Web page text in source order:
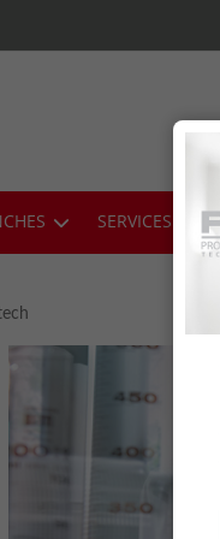
SERVICES